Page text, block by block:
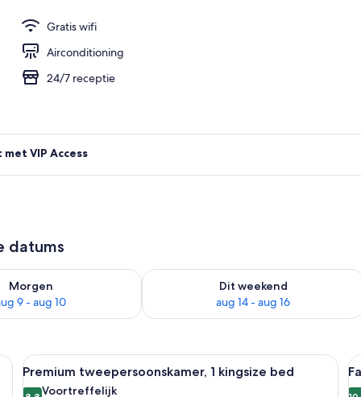
Gratis wifi
Airconditioning
24/7 receptie
VIP Access
datums
- aug 9
Morgen
9 - aug 10
controleren voor morgen aug 9 - aug 10
Dit weekend
aug 14 - aug 16
De beschikbaarheid controleren voor
bed, een houten hoofdbord, een nachtkastje met een lamp, een rode stoel
Alle
foto's
Hotelkamer met een groot bed,
4
Premium tweepersoonskamer, 1 kingsize bed
Voortreffelijk